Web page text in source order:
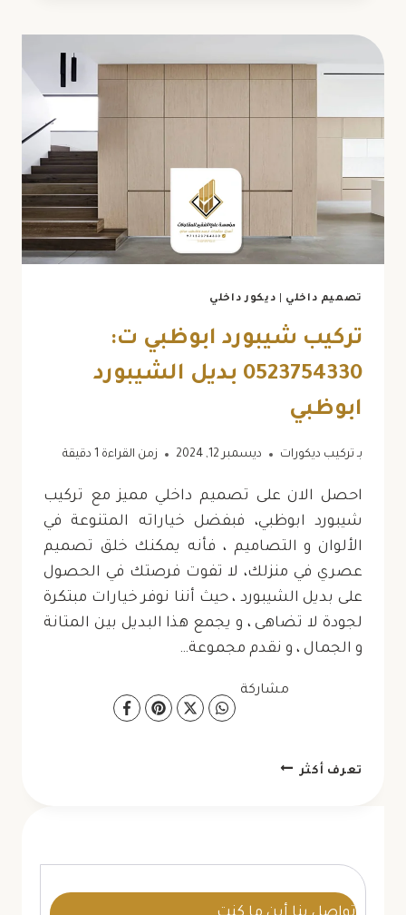
ت:
0523754330
تصميم داخلي ديكور داخلي
تركيب شيبورد ابوظبي ت:
0523754330 بديل الشيبورد
ابوظبي
بـ تركيب ديكورات ديسمبر 12, 2024 زمن القراءة دقيقة
احصل الان على تصميم داخلي مميز مع تركيب
شيبورد ابوظبي، فبفضل خياراته المتنوعة في
الألوان و التصاميم ، فأنه يمكنك خلق تصميم
عصري في منزلك، لا تفوت فرصتك في الحصول
على بديل الشيبورد ، حيث أننا نوفر خيارات مبتكرة
لجودة لا تضاهى ، و يجمع هذا البديل بين المتانة
و الجمال ، و نقدم مجموعة…
مشاركة
تعرف أكثر تركيب
بديل